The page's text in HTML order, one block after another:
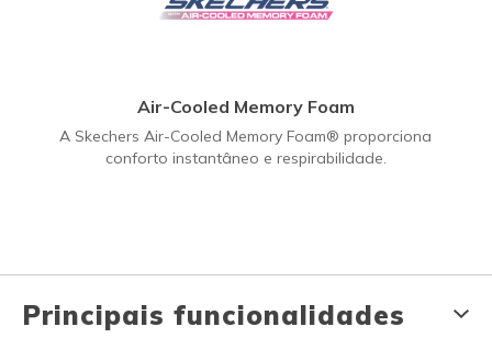
Air-Cooled Memory Foam
A Skechers Air-Cooled Memory Foam® proporciona
conforto instantâneo e respirabilidade.
Principais funcionalidades